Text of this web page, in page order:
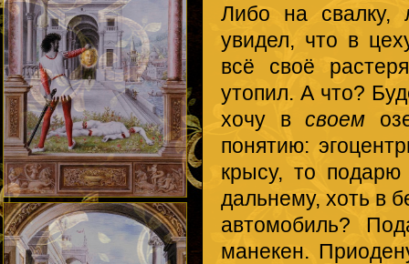
Либо на свалку,
увидел, что в
всё своё
утопил. А что?
хочу всвоем
понятию:
крысу, то
дальнему, хоть в
автомобиль?
манекен.